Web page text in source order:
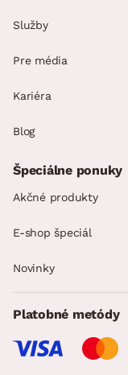
Služby
Pre média
Kariéra
Blog
Špeciálne ponuky
Akčné produkty
E-shop špeciál
Novinky
Platobné metódy